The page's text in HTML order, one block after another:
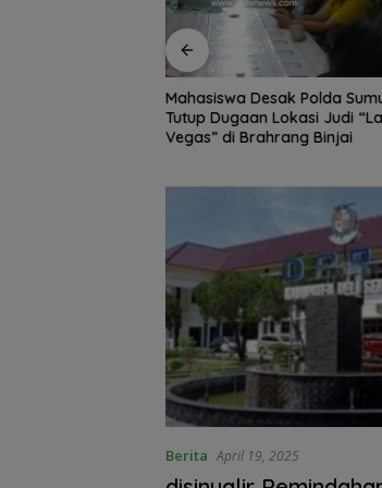
Mahasiswa Desak Polda
Tutup Dugaan Lokasi Judi
Vegas” di Brahrang Binjai
Berita April 19, 2025